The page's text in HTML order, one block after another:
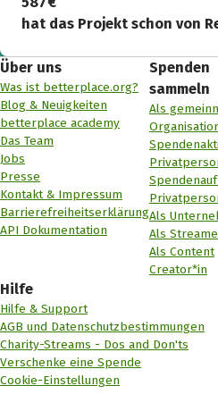
hat das Projekt schon von
Über uns
Was ist betterplace.org?
Blog & Neuigkeiten
betterplace academy
Das Team
Jobs
Presse
Kontakt & Impressum
Barrierefreiheitserklärung
API Dokumentation
Spenden
sammeln
Als
Als
Als
Als Content
Creator*in
Hilfe
Hilfe & Support
AGB und Datenschutzbestimmungen
Charity-Streams - Dos and Don'ts
Verschenke eine Spende
Cookie-Einstellungen